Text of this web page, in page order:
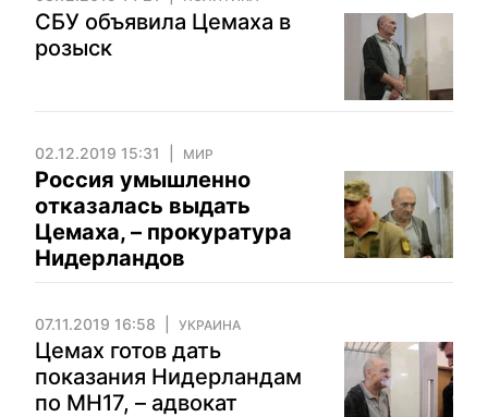
СБУ объявила Цемаха в
розыск
02.12.2019 15:31 МИР
Россия умышленно
отказалась выдать
Цемаха, – прокуратура
Нидерландов
07.11.2019 16:58 УКРАИНА
Цемах готов дать
показания Нидерландам
по MH17, – адвокат